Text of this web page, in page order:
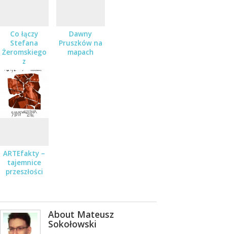
Co łączy
Stefana
Żeromskiego
z
Pruszkowem?
Dawny
Pruszków na
mapach
ARTEfakty –
tajemnice
przeszłości
About Mateusz
Sokołowski